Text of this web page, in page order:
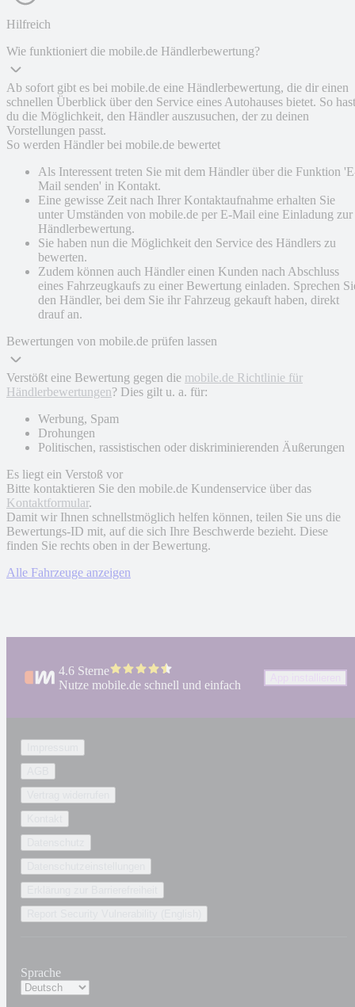
Hilfreich
Wie funktioniert die mobile.de Händlerbewertung?
Ab sofort gibt es bei mobile.de eine Händlerbewertung, die dir einen
schnellen Überblick über den Service eines Autohauses bietet. So hast
du die Möglichkeit, den Händler auszusuchen, der zu deinen
Vorstellungen passt.
So werden Händler bei mobile.de bewertet
Als Interessent treten Sie mit dem Händler über die Funktion
Mail senden' in Kontakt.
Eine gewisse Zeit nach Ihrer Kontaktaufnahme erhalten Sie
unter Umständen von mobile.de per E-Mail eine Einladung zur
Händlerbewertung.
Sie haben nun die Möglichkeit den Service des Händlers zu
bewerten.
Zudem können auch Händler einen Kunden nach Abschluss
eines Fahrzeugkaufs zu einer Bewertung einladen. Sprechen
den Händler, bei dem Sie ihr Fahrzeug gekauft haben, direkt
drauf an.
Bewertungen von mobile.de prüfen lassen
Verstößt eine Bewertung gegen die mobile.de Richtlinie für
Händlerbewertungen? Dies gilt u. a. für:
Werbung, Spam
Drohungen
Politischen, rassistischen oder diskriminierenden Äußerungen
Es liegt ein Verstoß vor
Bitte kontaktieren Sie den mobile.de Kundenservice über das
Kontaktformular.
Damit wir Ihnen schnellstmöglich helfen können, teilen Sie uns die
Bewertungs-ID mit, auf die sich Ihre Beschwerde bezieht. Diese
finden Sie rechts oben in der Bewertung.
Alle Fahrzeuge anzeigen
4.6 Sterne
Nutze mobile.de schnell und einfach
Sprache